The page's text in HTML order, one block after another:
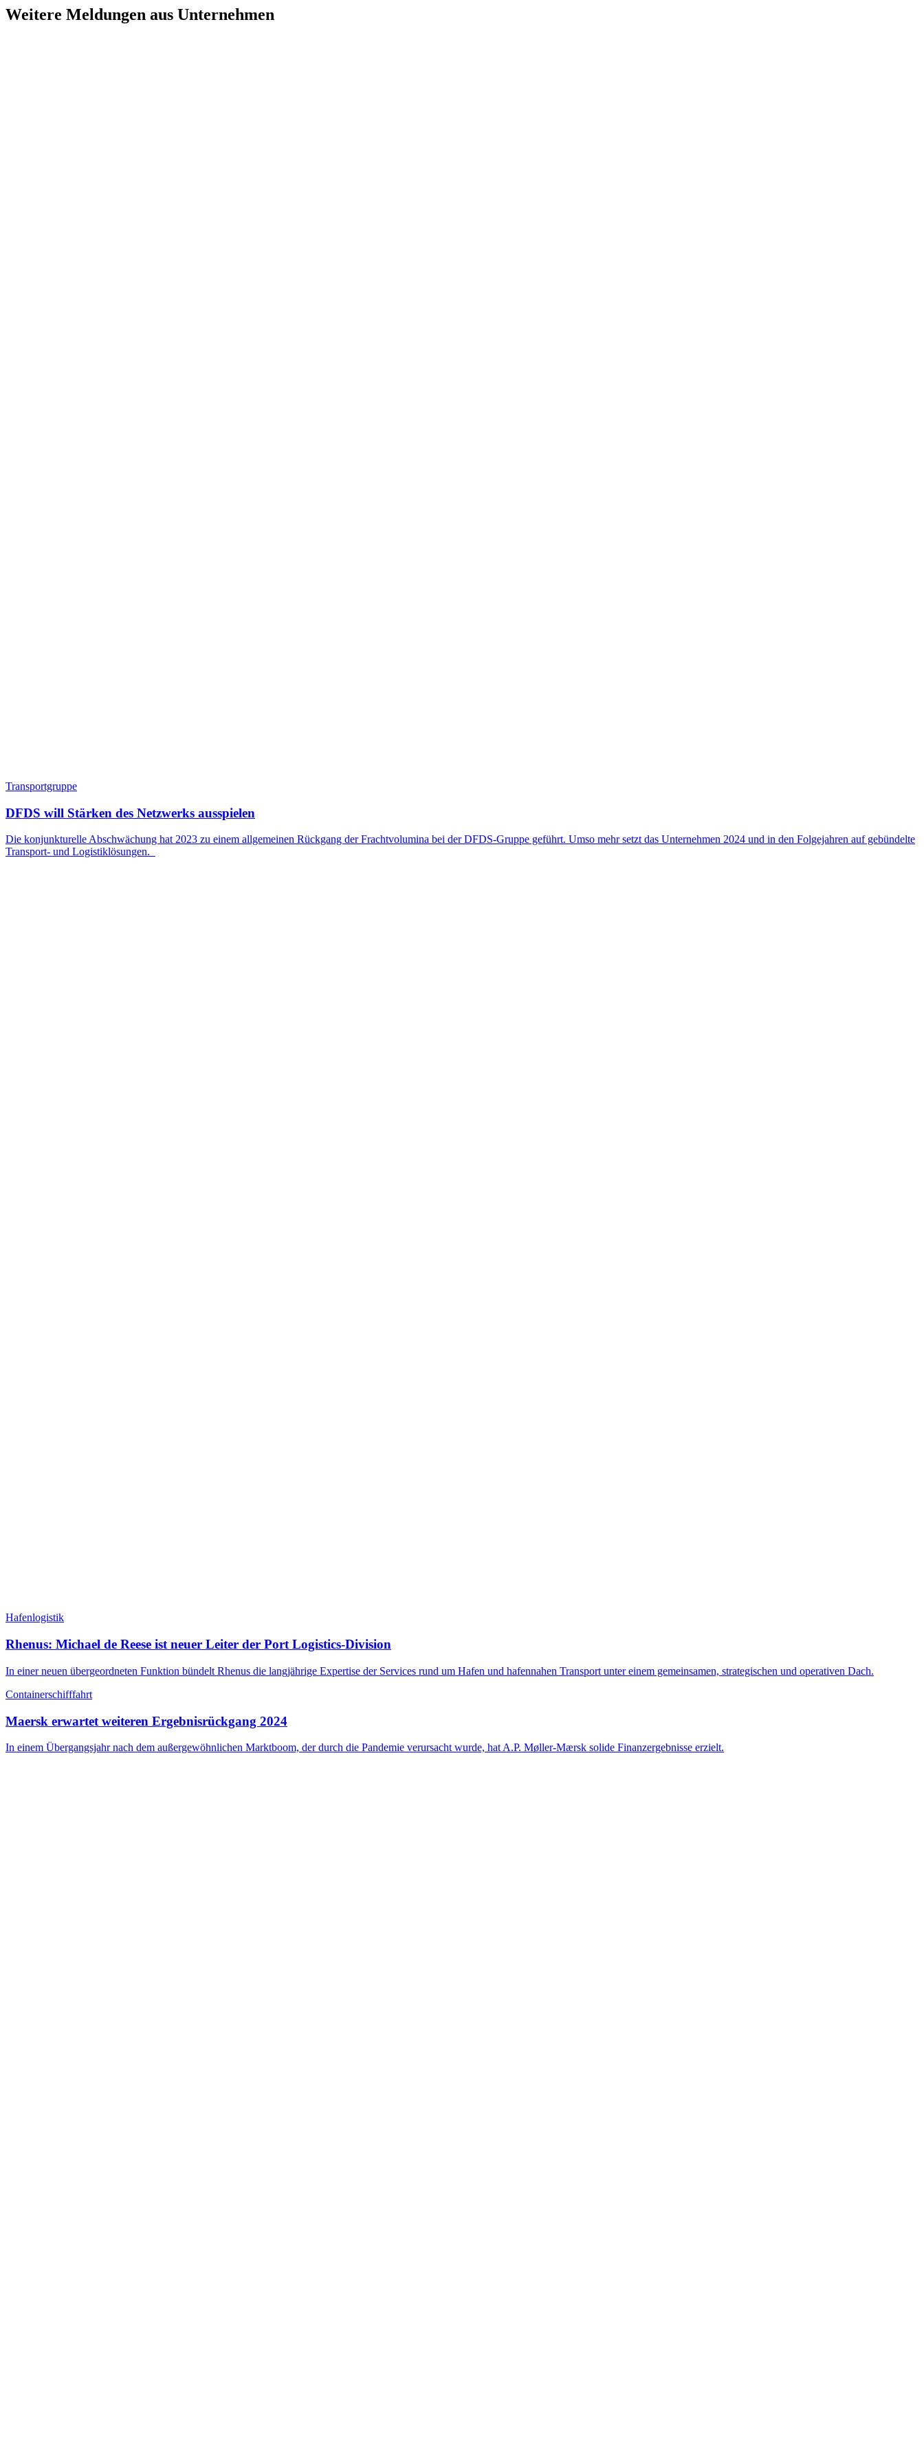
Weitere Meldungen aus Unternehmen
Transportgruppe
DFDS will Stärken des Netzwerks ausspielen
Die konjunkturelle Abschwächung hat 2023 zu einem allgemeinen Rückgang der Frachtvolumina bei der DFDS-Gruppe geführt. Umso mehr setzt das Unternehmen 2024 und in den Folgejahren auf gebündelte
Transport- und Logistiklösungen.
Hafenlogistik
Rhenus: Michael de Reese ist neuer Leiter der Port Logistics-Division
In einer neuen übergeordneten Funktion bündelt Rhenus die langjährige Expertise der Services rund um Hafen und hafennahen Transport unter einem gemeinsamen, strategischen und operativen Dach.
Containerschifffahrt
Maersk erwartet weiteren Ergebnisrückgang 2024
In einem Übergangsjahr nach dem außergewöhnlichen Marktboom, der durch die Pandemie verursacht wurde, hat A.P. Møller-Mærsk solide Finanzergebnisse erzielt.